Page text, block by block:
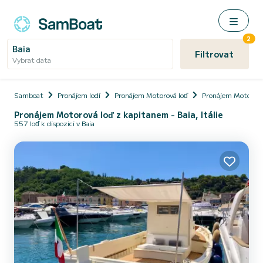
Baia
Vybrat data Filtrovat
2
Samboat Pronájem lodí Pronájem Motorová loď Pronájem
Pronájem Motorová loď z kapitanem - Baia, Itálie
557 loď k dispozici v Baia